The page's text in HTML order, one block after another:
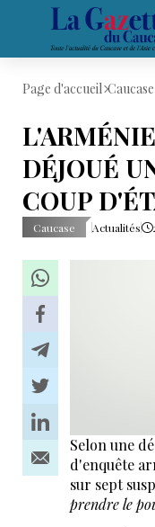
Page d'accueil Caucase
DÉJOUÉ
COUP
Caucase Actualités
Selon une
d'enquête
sur sept
prendre le